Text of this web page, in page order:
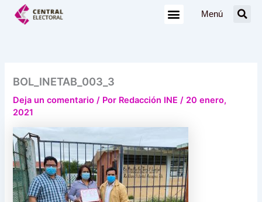
Menú
BOL_INETAB_003_3
Deja un comentario / Por Redacción INE/ 20 enero,
2021